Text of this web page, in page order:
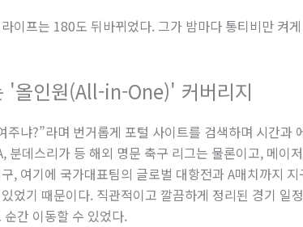
이프는 180도 뒤바뀌었다. 그가 밤마다 통티비만 켜
올인원(All-in-One)' 커버리지
냐?”라며 번거롭게 포털 사이트를 검색하며 시간과
분데스리가 등 해외 명문 축구 리그는 물론이고, 메이
, 여기에 국가대표팀의 글로벌 대항전과 A매치까지
었기 때문이다. 직관적이고 깔끔하게 정리된 경기 일
간 이동할 수 있었다.